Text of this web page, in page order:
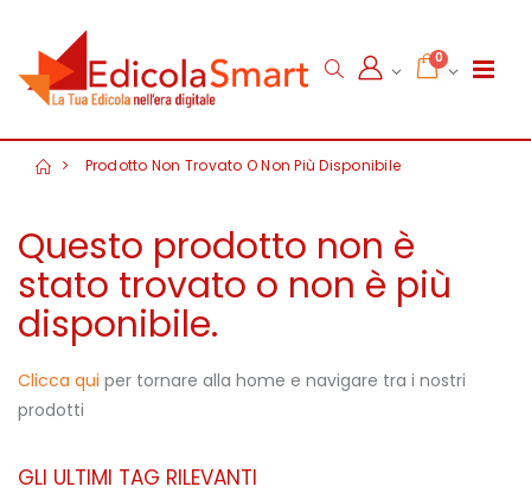
0
Prodotto Non Trovato O Non Più Disponibile
Questo prodotto non è
stato trovato o non è più
disponibile.
Clicca qui per tornare alla home e navigare tra i nostri
prodotti
GLI ULTIMI TAG RILEVANTI